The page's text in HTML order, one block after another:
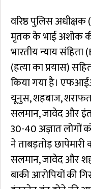
वरिष्ठ पुलिस अधीक्षक
मृतक के भाई अशोक
भारतीय न्याय संहिता
(हत्या का प्रयास)
किया गया है।
यूनुस, शहबाज,
सलमान, जावेद और
30-40 अज्ञात लोगों
ने ताबड़तोड़
सलमान, जावेद और
बाकी आरोपियों की